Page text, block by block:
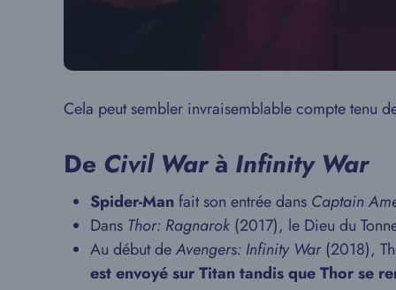
Cela peut sembler invraisemblable compte tenu
De Civil Warà Infinity War
Spider-Manfait son entrée dans Captain
Dans Thor: Ragnarok (2017), le Dieu du
Au début deAvengers: Infinity War(2018),
est envoyé sur Titan tandis que Thor se